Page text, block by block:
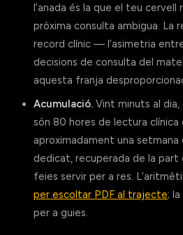
l’anada és la que el teu cervell
pròxima consulta ambigua. La
record clínic — l’asimetria
decisions de consulta del
aquesta franja
Acumulació. Vint minuts al dia,
són 80 hores de lectura
aproximadament una setmana
dedicat, recuperada de la part
feies servir per a res.
per escoltar PDF al trajecte;
per a guies.